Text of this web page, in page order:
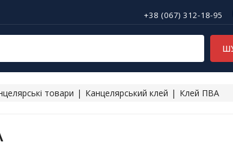
+38 (067) 312-18-95
товари Канцелярський клей Клей ПВА